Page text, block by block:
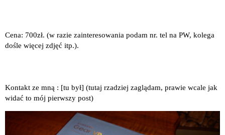
Cena: 700zł. (w razie zainteresowania podam nr. tel na PW, kolega
dośle więcej zdjęć itp.).
Kontakt ze mną : [tu był] (tutaj rzadziej zaglądam, prawie wcale jak
widać to mój pierwszy post)